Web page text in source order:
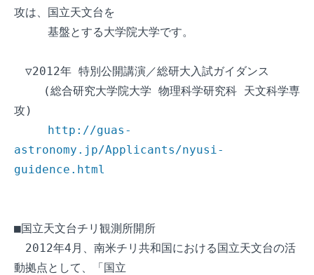
攻は、国立天文台を
基盤とする大学院大学です。
▽2012年 特別公開講演／総研大入試ガイダンス
(総合研究大学院大学 物理科学研究科 天文科学専
攻)
http://guas-
astronomy.jp/Applicants/nyusi-
guidence.html
■国立天文台チリ観測所開所
2012年4月、南米チリ共和国における国立天文台の活
動拠点として、「国立